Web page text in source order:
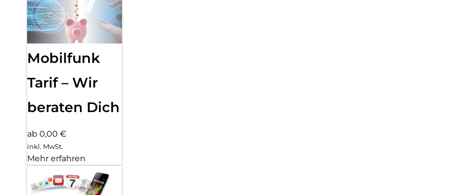
Mobilfunk
Tarif – Wir
beraten Dich
ab 0,00 €
inkl. MwSt.
Mehr erfahren